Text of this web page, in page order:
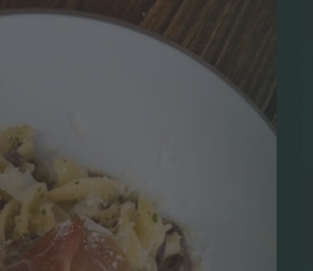
Würstel
Spezialitäten